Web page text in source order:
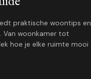
praktische woontips en
Van woonkamer tot
hoe je elke ruimte mooi